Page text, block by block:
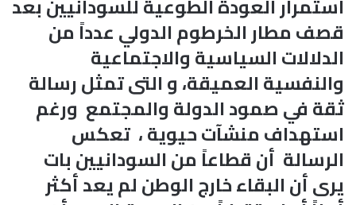
استمرار العودة الطوعية للسودانيين بعد
قصف مطار الخرطوم الدولي عدداً من
الدلالات السياسية والاجتماعية
والنفسية العميقة، و التى تمثل رسالة
ثقة في صمود الدولة والمجتمع ورغم
استهداف منشآت حيوية ، تعكس
الرسالة أن قطاعاً من السودانيين بات
يرى أن البقاء خارج الوطن لم يعد أكثر